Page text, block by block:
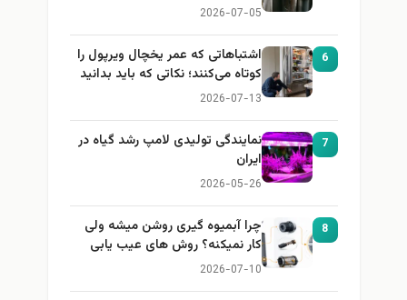
2026-07-05
6
اشتباهاتی که عمر یخچال ویرپول را
کوتاه می‌کنند؛ نکاتی که باید بدانید
2026-07-13
7
نمایندگی تولیدی لامپ رشد گیاه در
ایران
2026-05-26
8
چرا آبمیوه گیری روشن میشه ولی
کار نمیکنه؟ روش های عیب یابی
2026-07-10